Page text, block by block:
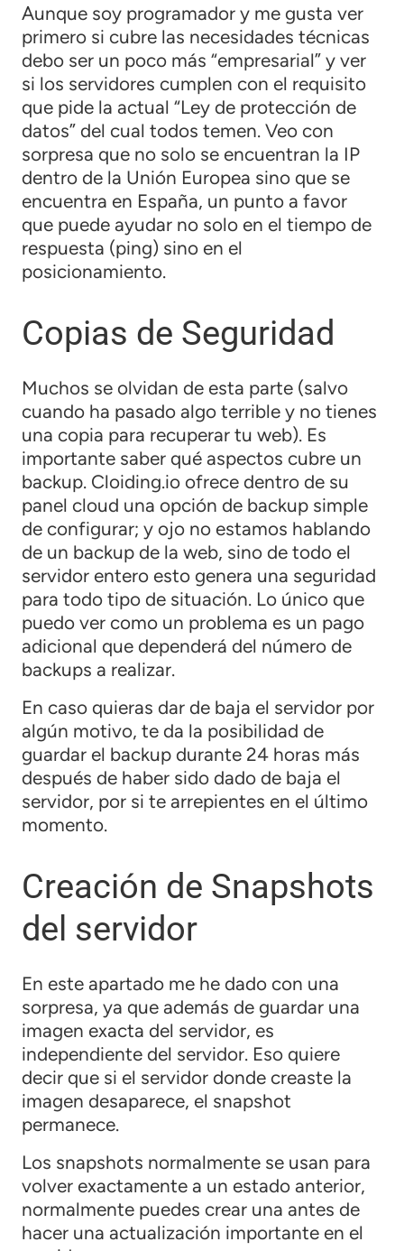
Aunque soy programador y me gusta ver
primero si cubre las necesidades técnicas
debo ser un poco más “empresarial” y ver
si los servidores cumplen con el requisito
que pide la actual “Ley de protección de
datos” del cual todos temen. Veo con
sorpresa que no solo se encuentran la IP
dentro de la Unión Europea sino que se
encuentra en España, un punto a favor
que puede ayudar no solo en el tiempo de
respuesta (ping) sino en el
posicionamiento.
Copias de Seguridad
Muchos se olvidan de esta parte (salvo
cuando ha pasado algo terrible y no tienes
una copia para recuperar tu web). Es
importante saber qué aspectos cubre un
backup. Cloiding.io ofrece dentro de su
panel cloud una opción de backup simple
de configurar; y ojo no estamos hablando
de un backup de la web, sino de todo el
servidor entero esto genera una seguridad
para todo tipo de situación. Lo único que
puedo ver como un problema es un pago
adicional que dependerá del número de
backups a realizar.
En caso quieras dar de baja el servidor por
algún motivo, te da la posibilidad de
guardar el backup durante 24 horas más
después de haber sido dado de baja el
servidor, por si te arrepientes en el último
momento.
Creación de Snapshots
del servidor
En este apartado me he dado con una
sorpresa, ya que además de guardar una
imagen exacta del servidor, es
independiente del servidor. Eso quiere
decir que si el servidor donde creaste la
imagen desaparece, el snapshot
permanece.
Los snapshots normalmente se usan para
volver exactamente a un estado anterior,
normalmente puedes crear una antes de
hacer una actualización importante en el